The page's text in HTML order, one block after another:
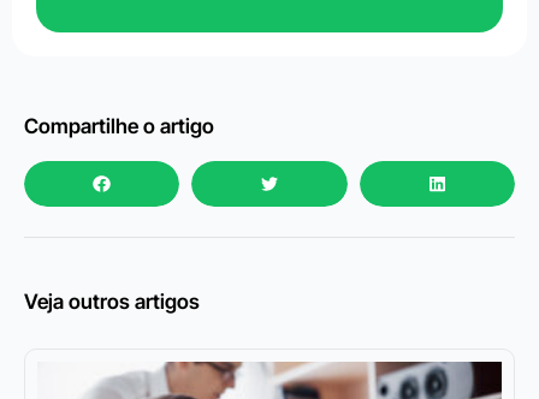
Compartilhe o artigo
Veja outros artigos